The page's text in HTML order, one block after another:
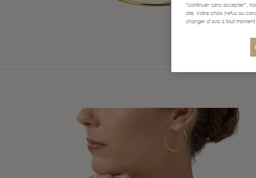
"continuer sans accepter",
site. Votre choix (refus ou
changer d'avis à tout